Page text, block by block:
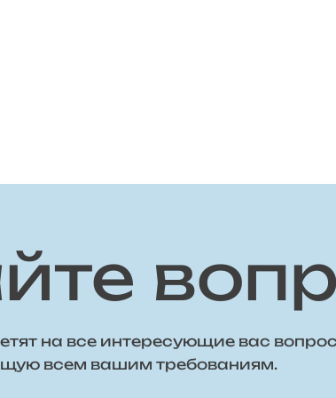
на все интересующие вас
всем вашим требованиям.